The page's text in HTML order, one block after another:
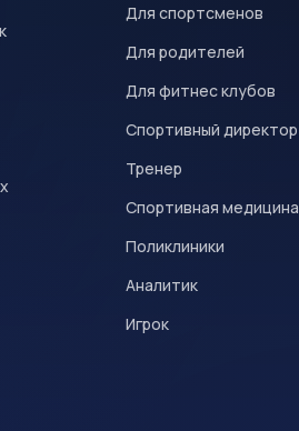
Для спортсменов
Для родителей
Для фитнес клубов
Спортивный директор
Тренер
Спортивная медицина
Поликлиники
Аналитик
Игрок